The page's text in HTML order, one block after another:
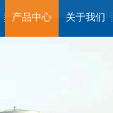
产品中心 关于我们